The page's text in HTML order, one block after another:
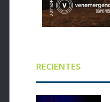
RECIENTES